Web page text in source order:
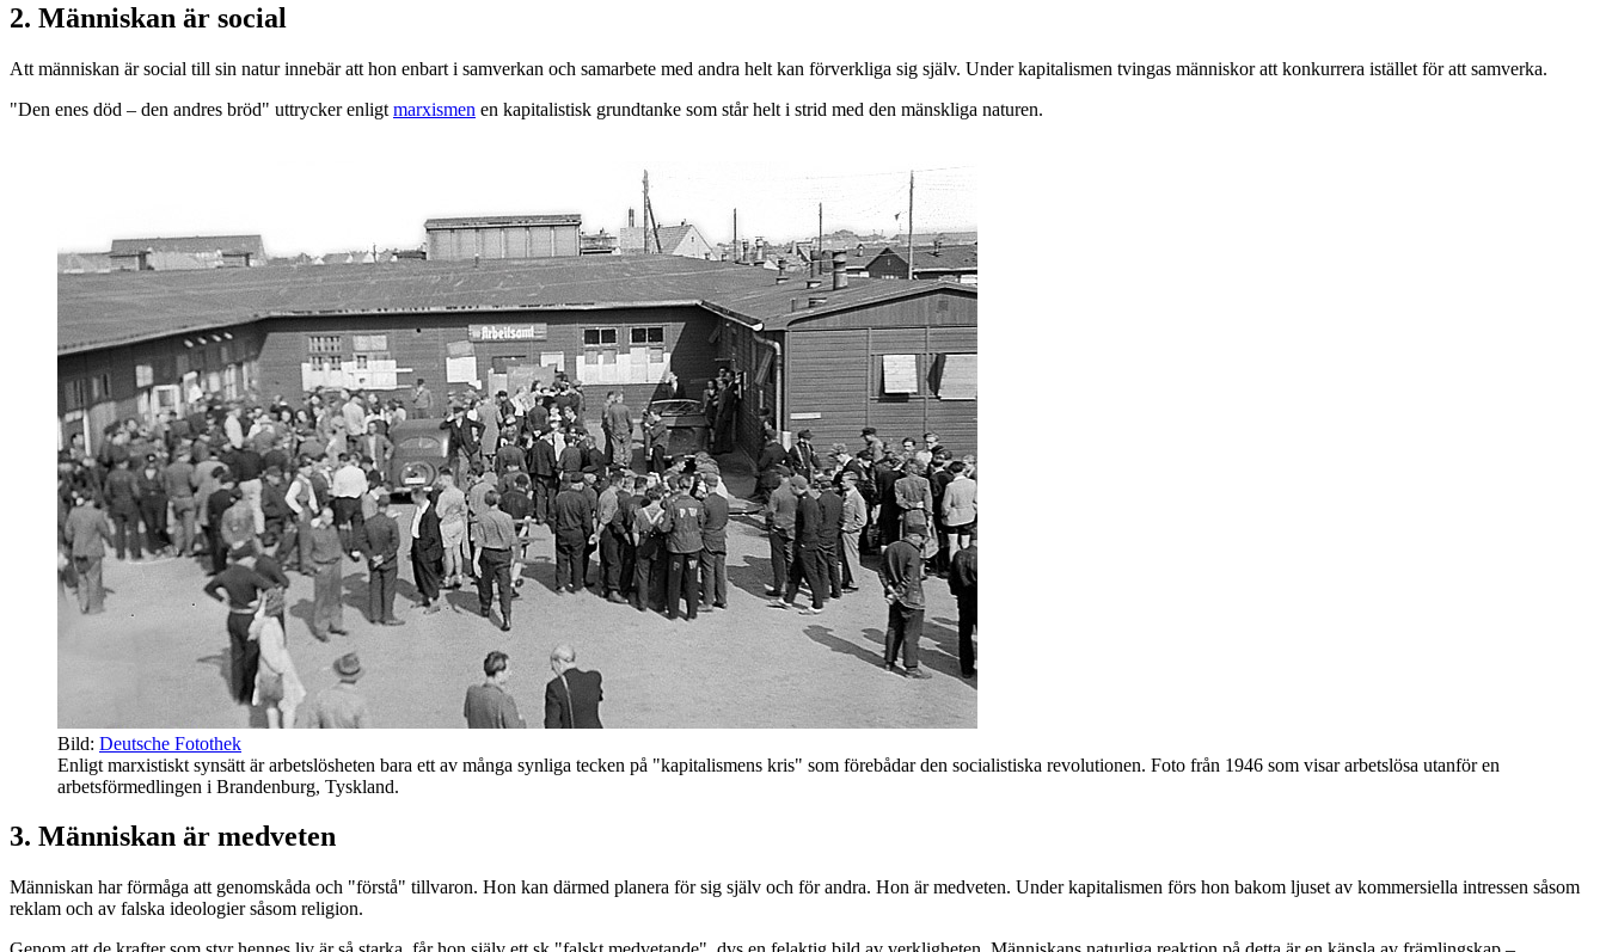
2. Människan är social
Att människan är social till sin natur innebär att hon enbart i samverkan och samarbete med andra helt kan förverkliga sig själv. Under kapitalismen tvingas människor att konkurrera istället för att samverka.
"Den enes död – den andres bröd" uttrycker enligt marxismen en kapitalistisk grundtanke som står helt i strid med den mänskliga naturen.
Bild: Deutsche Fotothek
Enligt marxistiskt synsätt är arbetslösheten bara ett av många synliga tecken på "kapitalismens kris" som förebådar den socialistiska revolutionen. Foto från 1946 som visar arbetslösa utanför en
arbetsförmedlingen i Brandenburg, Tyskland.
3. Människan är medveten
Människan har förmåga att genomskåda och "förstå" tillvaron. Hon kan därmed planera för sig själv och för andra. Hon är medveten. Under kapitalismen förs hon bakom ljuset av kommersiella intressen såsom
reklam och av falska ideologier såsom religion.